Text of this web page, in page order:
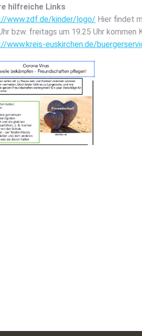
hilf­rei­che Links
www.zdf.de/kinder/logo/ Hier fin­det
bzw. frei­tags um 19.25 Uhr kom­men
www.kreis-euskirchen.de/